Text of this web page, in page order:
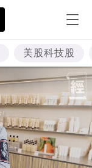
美股科技股